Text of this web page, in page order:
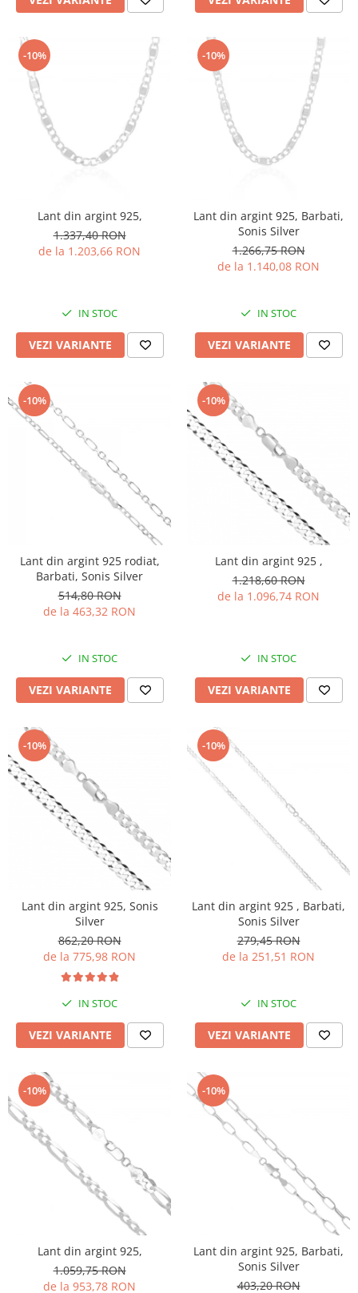
-10%
Lant din argint 925,
1.337,40 RON
de la 1.203,66 RON
IN STOC
VEZI VARIANTE
-10%
Lant din argint 925, Barbati,
Sonis Silver
1.266,75 RON
de la 1.140,08 RON
IN STOC
VEZI VARIANTE
-10%
Lant din argint 925 rodiat,
Barbati, Sonis Silver
514,80 RON
de la 463,32 RON
IN STOC
VEZI VARIANTE
-10%
Lant din argint 925 ,
1.218,60 RON
de la 1.096,74 RON
IN STOC
VEZI VARIANTE
-10%
Lant din argint 925, Sonis
Silver
862,20 RON
de la 775,98 RON
IN STOC
VEZI VARIANTE
-10%
Lant din argint 925 , Barbati,
Sonis Silver
279,45 RON
de la 251,51 RON
IN STOC
VEZI VARIANTE
-10%
Lant din argint 925,
1.059,75 RON
de la 953,78 RON
-10%
Lant din argint 925, Barbati,
Sonis Silver
403,20 RON